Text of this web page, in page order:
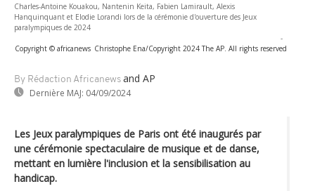
Charles-Antoine Kouakou, Nantenin Keita, Fabien Lamirault, Alexis
Hanquinquant et Elodie Lorandi lors de la cérémonie d'ouverture des Jeux
paralympiques de 2024
-
Copyright © africanews Christophe Ena/Copyright 2024 The AP. All rights reserved
By Rédaction Africanews and AP
Dernière MAJ: 04/09/2024
Les Jeux paralympiques de Paris ont été inaugurés par
une cérémonie spectaculaire de musique et de danse,
mettant en lumière l'inclusion et la sensibilisation au
handicap.